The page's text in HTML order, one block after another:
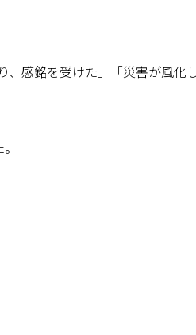
感銘を受けた」「災害が風